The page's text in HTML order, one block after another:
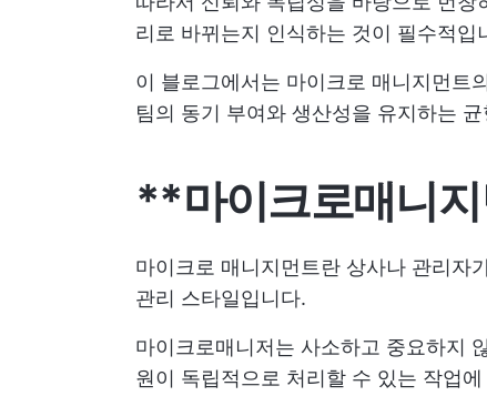
리로 바뀌는지 인식하는 것이 필수적입
이 블로그에서는 마이크로 매니지먼트
팀의 동기 부여와 생산성을 유지하는
**마이크로매니
마이크로 매니지먼트란 상사나 관리자
관리 스타일입니다.
마이크로매니저는 사소하고 중요하지
원이 독립적으로 처리할 수 있는 작업